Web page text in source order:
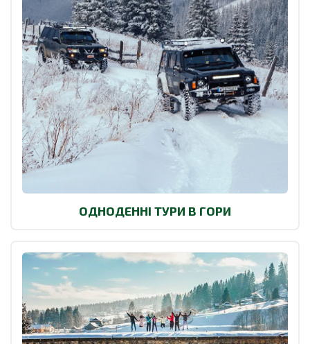
ОДНОДЕННІ ТУРИ В ГОРИ